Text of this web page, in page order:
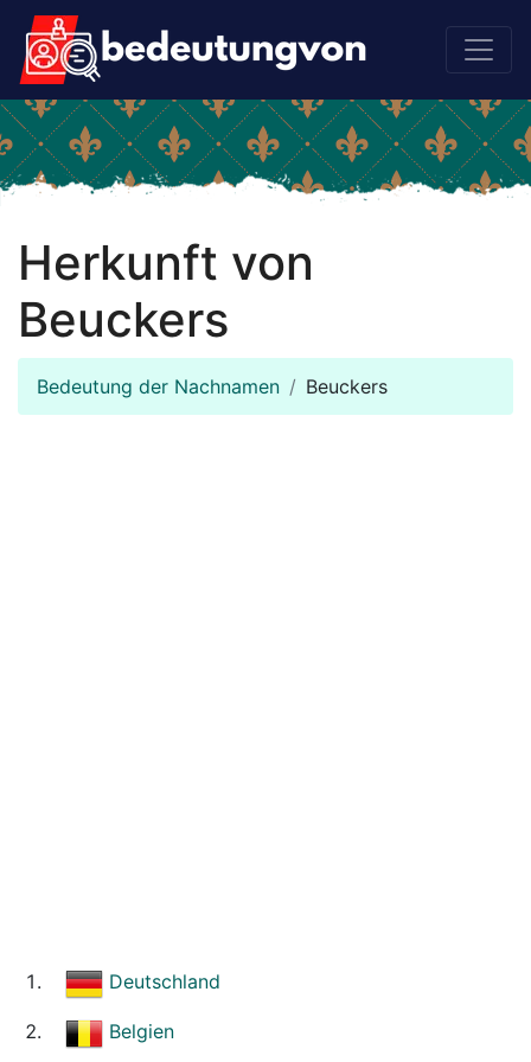
Herkunft von
Beuckers
Bedeutung der Nachnamen Beuckers
Deutschland
Belgien